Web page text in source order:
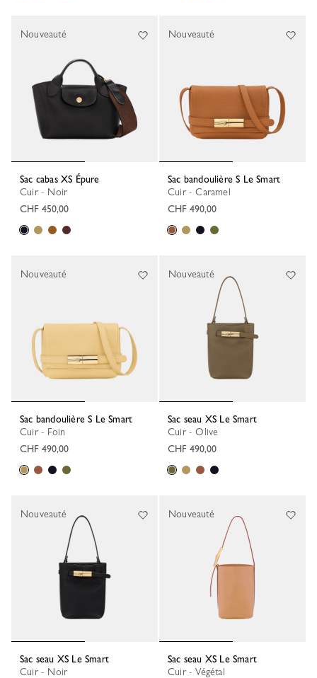
Sac cabas XS Épure
Cuir - Noir
CHF 450,00
Nouveauté
Sac bandoulière S Le Smart
Cuir - Caramel
CHF 490,00
Nouveauté
Sac bandoulière S Le Smart
Cuir - Foin
CHF 490,00
Nouveauté
Sac seau XS Le Smart
Cuir - Olive
CHF 490,00
Nouveauté
Sac seau XS Le Smart
Cuir - Noir
Nouveauté
Sac seau XS Le Smart
Cuir - Végétal
Nouveauté